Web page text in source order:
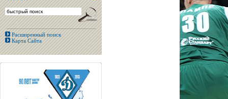
Расширенный поиск
Карта Сайта